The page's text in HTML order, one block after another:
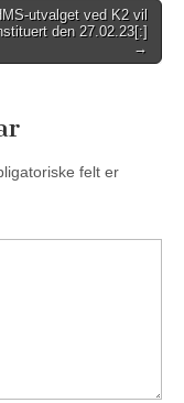
utvalget ved K2 vil
den 27.02.23[:]
→
felt er